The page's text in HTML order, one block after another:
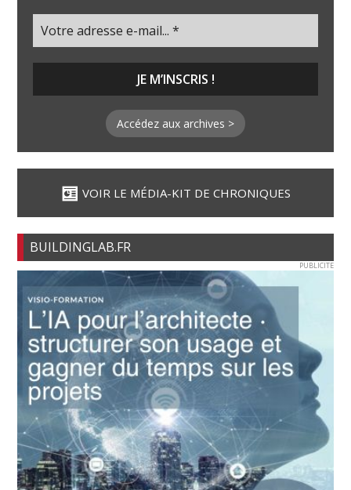
Accédez aux archives >
VOIR LE MÉDIA-KIT DE CHRONIQUES
BUILDINGLAB.FR
PUBLICITE